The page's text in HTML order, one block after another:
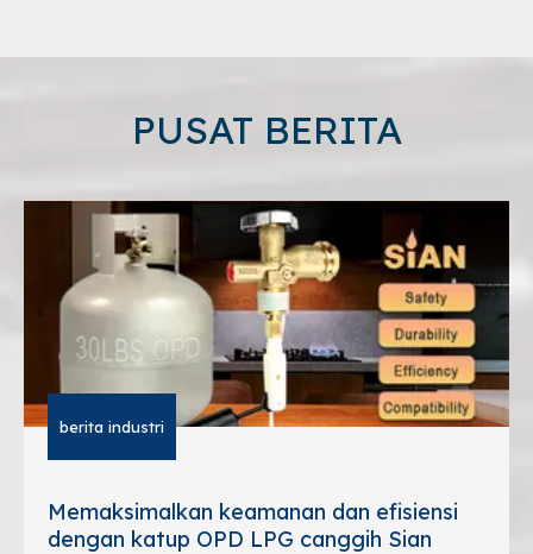
PUSAT BERITA
berita industri
Memaksimalkan keamanan dan efisiensi
dengan katup OPD LPG canggih Sian